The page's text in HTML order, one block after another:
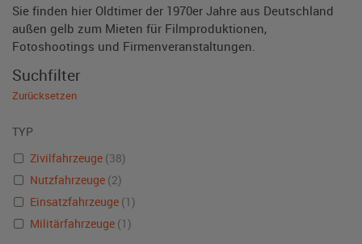
Sie finden hier Oldtimer der 1970er Jahre aus Deutschland
außen gelb zum Mieten für Filmproduktionen,
Fotoshootings und Firmenveranstaltungen.
Suchfilter
Zurücksetzen
TYP
Zivilfahrzeuge (38)
Nutzfahrzeuge (2)
Einsatzfahrzeuge (1)
Militärfahrzeuge (1)